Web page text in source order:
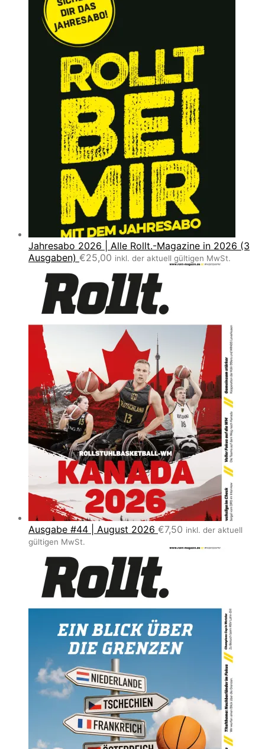
Jahresabo 2026 | Alle Rollt.-Magazine in 2026 (3
Ausgaben) €25,00 inkl. der aktuell gültigen MwSt.
Ausgabe #44 | August 2026 €7,50 inkl. der aktuell
gültigen MwSt.